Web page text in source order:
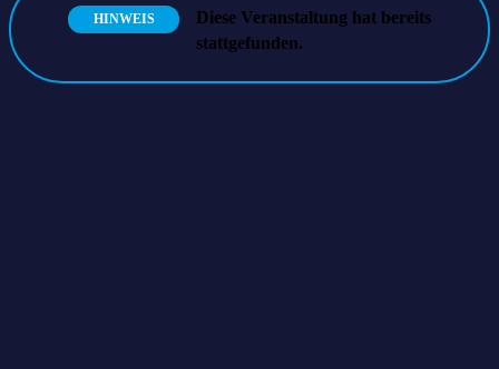
HINWEIS
Diese Veranstaltung hat bereits
stattgefunden.